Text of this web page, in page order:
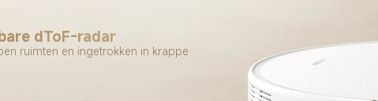
dToF-radar
ruimten en ingetrokken in krappe